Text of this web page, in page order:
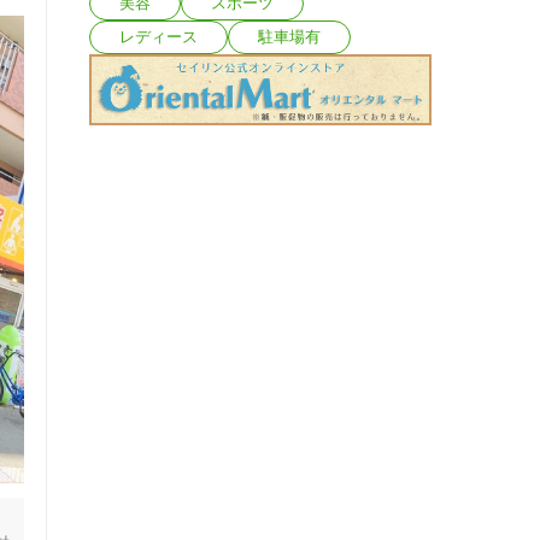
レディース
駐車場有